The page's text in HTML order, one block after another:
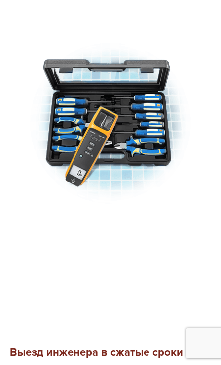
Выезд инженера в сжатые сроки